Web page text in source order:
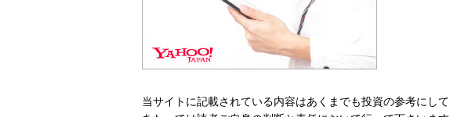
当サイトに記載されている内容はあくまでも投資の参考にし